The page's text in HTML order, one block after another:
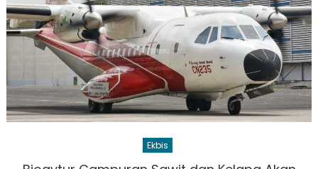
Ekbis